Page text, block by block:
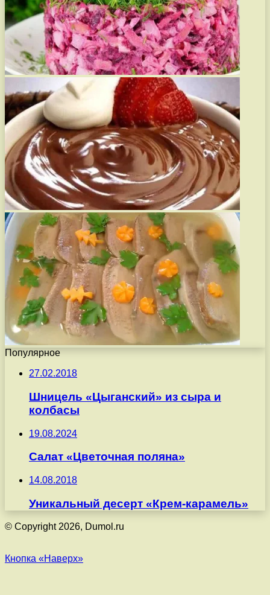
Популярное
27.02.2018
Шницель «Цыганский» из сыра и
колбасы
19.08.2024
Салат «Цветочная поляна»
14.08.2018
Уникальный десерт «Крем-карамель»
© Copyright 2026, Dumol.ru
Кнопка «Наверх»